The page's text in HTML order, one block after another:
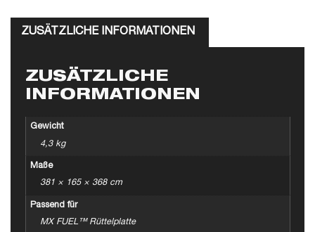
ZUSÄTZLICHE INFORMATIONEN
ZUSÄTZLICHE
INFORMATIONEN
Gewicht
4,3 kg
Maße
381 × 165 × 368 cm
Passend für
MX FUEL™ Rüttelplatte